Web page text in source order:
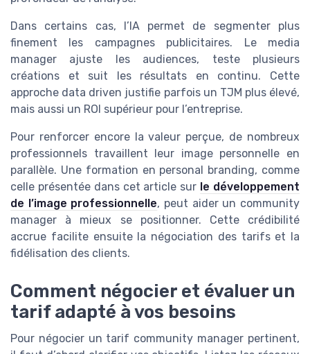
Dans certains cas, l’IA permet de segmenter plus
finement les campagnes publicitaires. Le media
manager ajuste les audiences, teste plusieurs
créations et suit les résultats en continu. Cette
approche data driven justifie parfois un TJM plus élevé,
mais aussi un ROI supérieur pour l’entreprise.
Pour renforcer encore la valeur perçue, de nombreux
professionnels travaillent leur image personnelle en
parallèle. Une formation en personal branding, comme
celle présentée dans cet article sur le développement
de l’image professionnelle, peut aider un community
manager à mieux se positionner. Cette crédibilité
accrue facilite ensuite la négociation des tarifs et la
fidélisation des clients.
Comment négocier et évaluer un
tarif adapté à vos besoins
Pour négocier un tarif community manager pertinent,